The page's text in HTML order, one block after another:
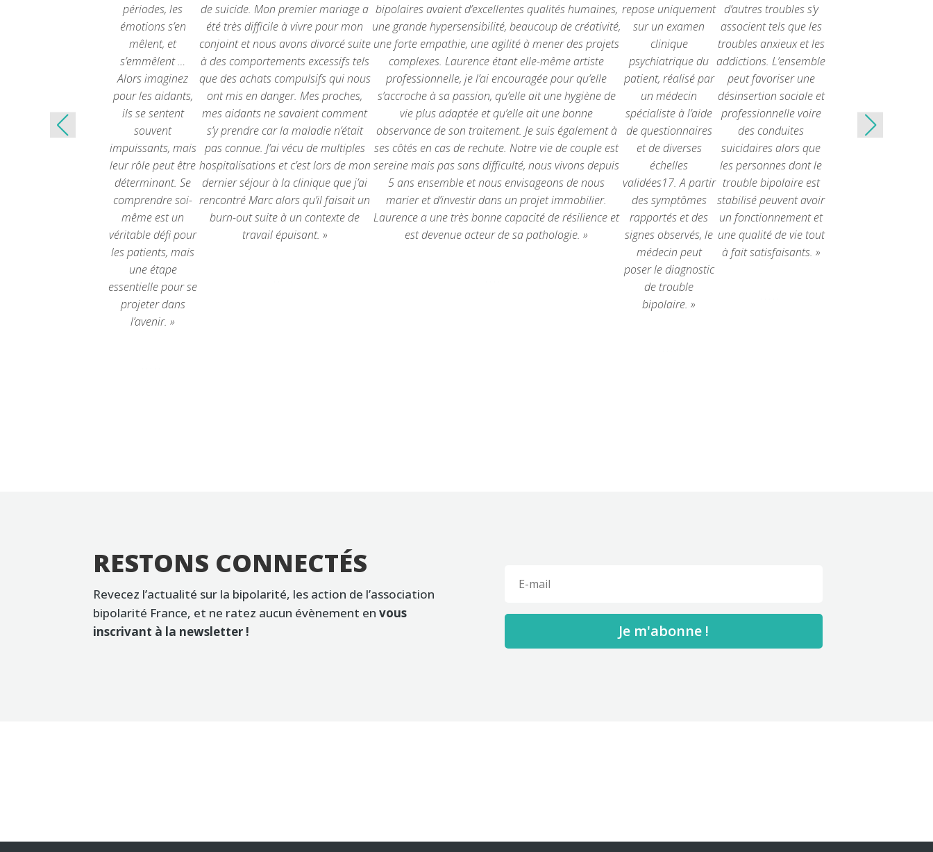
périodes, les
émotions s’en
mêlent, et
s’emmêlent …
Alors imaginez
pour les aidants,
ils se sentent
souvent
impuissants, mais
leur rôle peut être
déterminant. Se
comprendre soi-
même est un
véritable défi pour
les patients, mais
une étape
essentielle pour se
projeter dans
l’avenir. »
de suicide. Mon premier mariage a
été très difficile à vivre pour mon
conjoint et nous avons divorcé suite
à des comportements excessifs tels
que des achats compulsifs qui nous
ont mis en danger. Mes proches,
mes aidants ne savaient comment
s’y prendre car la maladie n’était
pas connue. J’ai vécu de multiples
hospitalisations et c’est lors de mon
dernier séjour à la clinique que j’ai
rencontré Marc alors qu’il faisait un
burn-out suite à un contexte de
travail épuisant. »
bipolaires avaient d’excellentes qualités humaines,
une grande hypersensibilité, beaucoup de créativité,
une forte empathie, une agilité à mener des projets
complexes. Laurence étant elle-même artiste
professionnelle, je l’ai encouragée pour qu’elle
s’accroche à sa passion, qu’elle ait une hygiène de
vie plus adaptée et qu’elle ait une bonne
observance de son traitement. Je suis également à
ses côtés en cas de rechute. Notre vie de couple est
sereine mais pas sans difficulté, nous vivons depuis
5 ans ensemble et nous envisageons de nous
marier et d’investir dans un projet immobilier.
Laurence a une très bonne capacité de résilience et
est devenue acteur de sa pathologie. »
repose uniquement
sur un examen
clinique
psychiatrique du
patient, réalisé par
un médecin
spécialiste à l’aide
de questionnaires
et de diverses
échelles
validées17. A partir
des symptômes
rapportés et des
signes observés,le
médecin peut
poser le diagnostic
de trouble
bipolaire. »
d’autres troubles s’y
associent tels que les
troubles anxieux et les
addictions. L’ensemble
peut favoriser une
désinsertion sociale et
professionnelle voire
des conduites
suicidaires alors que
les personnes dont le
trouble bipolaire est
stabilisé peuvent avoir
un fonctionnement et
une qualité de vie tout
à fait satisfaisants. »
RESTONS CONNECTÉS
Revecez l’actualité sur la bipolarité, les action de l’association
bipolarité France, et ne ratez aucun évènement envous
inscrivant à la newsletter !
Je m'abonne !